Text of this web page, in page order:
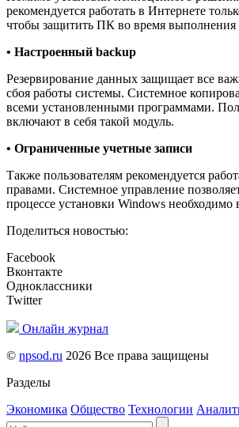
рекомендуется работать в Интернете
чтобы защитить ПК во время выполнения
• Настроенный backup
Резервирование данных защищает все
сбоя работы системы. Системное
всеми установленными программами.
включают в себя такой модуль.
• Ограниченные учетные записи
Также пользователям рекомендуется
правами. Системное управление
процессе установки Windows
Поделиться новостью:
Facebook
Вконтакте
Одноклассники
Twitter
Онлайн журнал
© npsod.ru 2026 Все права защищены
Разделы
Экономика Общество Технологии